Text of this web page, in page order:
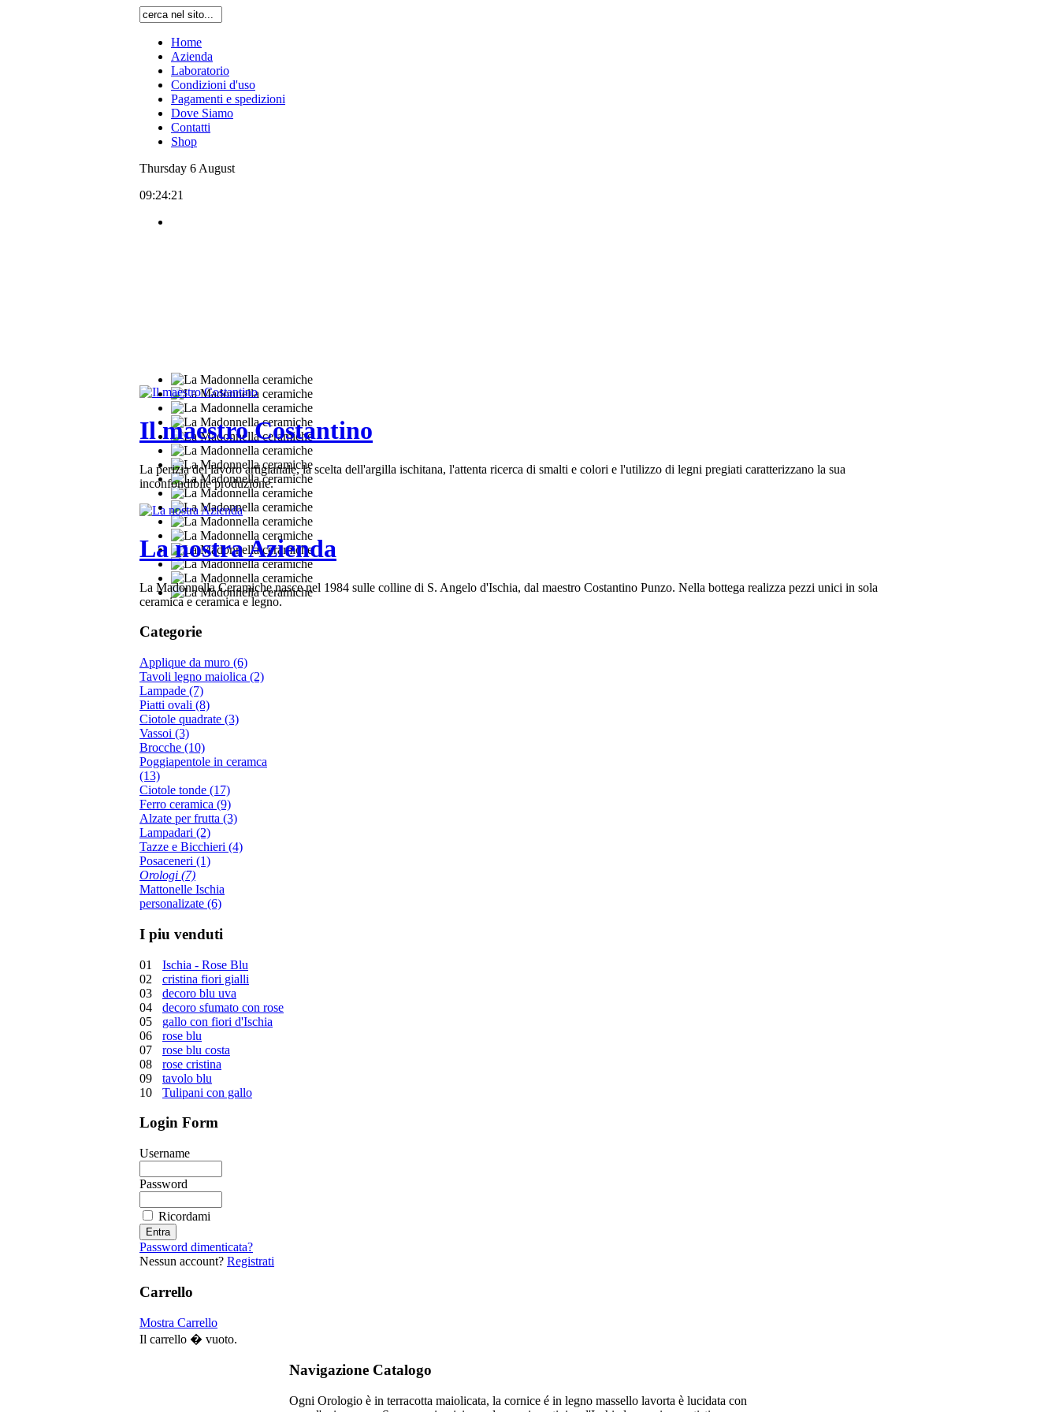
Home
Azienda
Laboratorio
Condizioni d'uso
Pagamenti e spedizioni
Dove Siamo
Contatti
Shop
Thursday 6 August
09:24:21
Il maestro Costantino
La perizia del lavoro artigianale, la scelta dell'argilla ischitana, l'attenta ricerca di smalti e colori e l'utilizzo di legni pregiati caratterizzano la sua
inconfondibile produzione.
La nostra Azienda
La Madonnella Ceramiche nasce nel 1984 sulle colline di S. Angelo d'Ischia, dal maestro Costantino Punzo. Nella bottega realizza pezzi unici in sola
ceramica e ceramica e legno.
Categorie
Applique da muro (6)
Tavoli legno maiolica (2)
Lampade (7)
Piatti ovali (8)
Ciotole quadrate (3)
Vassoi (3)
Brocche (10)
Poggiapentole in ceramca
(13)
Ciotole tonde (17)
Ferro ceramica (9)
Alzate per frutta (3)
Lampadari (2)
Tazze e Bicchieri (4)
Posaceneri (1)
Orologi (7)
Mattonelle Ischia
personalizate (6)
I piu venduti
01
Ischia - Rose Blu
02
cristina fiori gialli
03
decoro blu uva
04
decoro sfumato con rose
05
gallo con fiori d'Ischia
06
rose blu
07
rose blu costa
08
rose cristina
09
tavolo blu
10
Tulipani con gallo
Login Form
Username
Password
Ricordami
Password dimenticata?
Nessun account? Registrati
Carrello
Mostra Carrello
Il carrello � vuoto.
Navigazione Catalogo
Ogni Orologio è in terracotta maiolicata, la cornice é in legno massello lavorta è lucidata con